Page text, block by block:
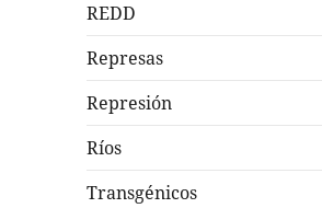
REDD
Represas
Represión
Ríos
Transgénicos